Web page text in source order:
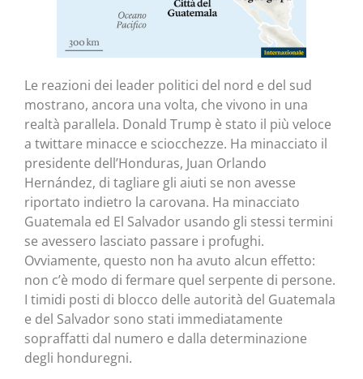
Le reazioni dei leader politici del nord e del sud
mostrano, ancora una volta, che vivono in una
realtà parallela. Donald Trump è stato il più veloce
a twittare minacce e sciocchezze. Ha minacciato il
presidente dell’Honduras, Juan Orlando
Hernández, di tagliare gli aiuti se non avesse
riportato indietro la carovana. Ha minacciato
Guatemala ed El Salvador usando gli stessi termini
se avessero lasciato passare i profughi.
Ovviamente, questo non ha avuto alcun effetto:
non c’è modo di fermare quel serpente di persone.
I timidi posti di blocco delle autorità del Guatemala
e del Salvador sono stati immediatamente
sopraffatti dal numero e dalla determinazione
degli honduregni.